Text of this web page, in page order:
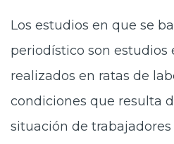
Los estudios en que se
periodístico son estudios
realizados en ratas de
condiciones que resulta
situación de